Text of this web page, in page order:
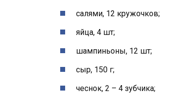
салями, 12 кружочков;
яйца, 4 шт;
шампиньоны, 12 шт;
сыр, 150 г;
чеснок, 2 – 4 зубчика;